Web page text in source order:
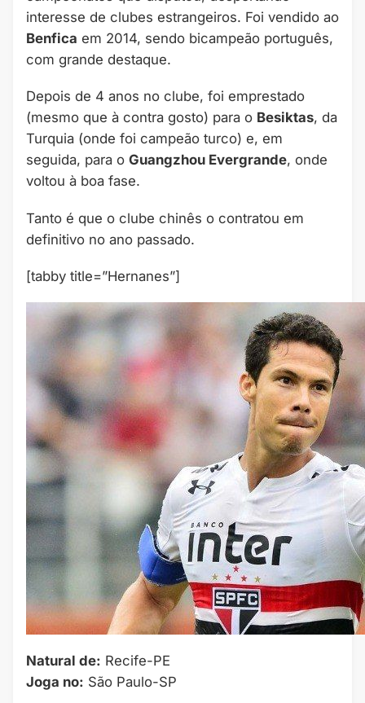
interesse de clubes estrangeiros. Foi vendido ao
Benfica em 2014, sendo bicampeão português,
com grande destaque.
Depois de 4 anos no clube, foi emprestado
(mesmo que à contra gosto) para o Besiktas, da
Turquia (onde foi campeão turco) e, em
seguida, para o Guangzhou Evergrande, onde
voltou à boa fase.
Tanto é que o clube chinês o contratou em
definitivo no ano passado.
[tabby title=”Hernanes”]
Natural de: Recife-PE
Joga no: São Paulo-SP